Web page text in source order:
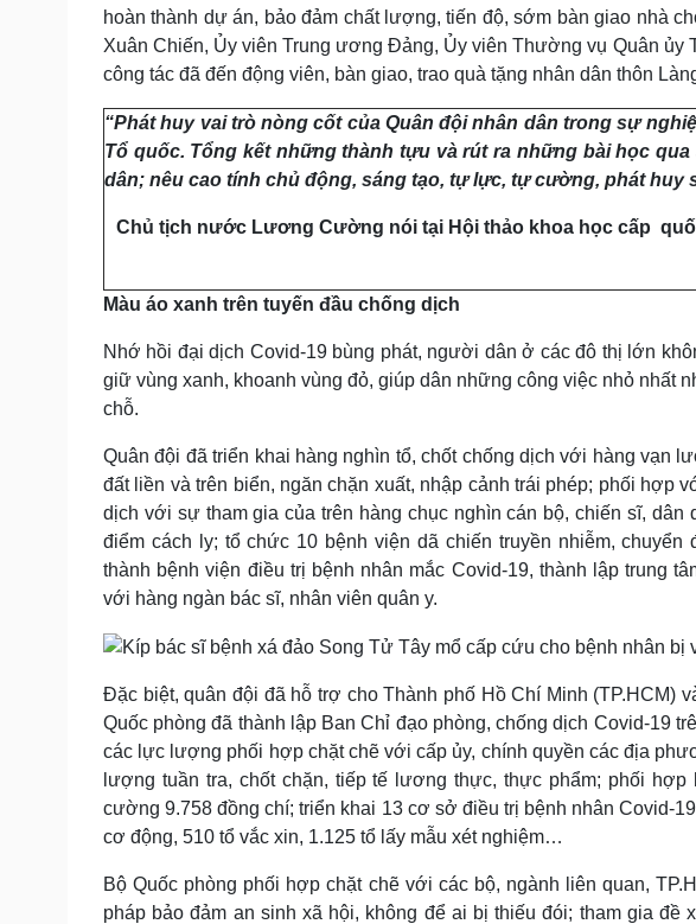
hoàn thành dự án, bảo đảm chất lượng, tiến độ, sớm bàn giao nhà
Xuân Chiến, Ủy viên Trung ương Đảng, Ủy viên Thường vụ Quân
công tác đã đến động viên, bàn giao, trao quà tặng nhân dân thôn
“Phát huy vai trò nòng cốt của Quân đội nhân dân trong sự
Tổ quốc. Tổng kết những thành tựu và rút ra những bài học
dân; nêu cao tính chủ động, sáng tạo, tự lực, tự cường, phát huy
Chủ tịch nước Lương Cường nói tại Hội thảo khoa học cấp
Màu áo xanh trên tuyến đầu chống dịch
Nhớ hồi đại dịch Covid-19 bùng phát, người dân ở các đô thị lớn
giữ vùng xanh, khoanh vùng đỏ, giúp dân những công việc nhỏ nhất
chỗ.
Quân đội đã triển khai hàng nghìn tổ, chốt chống dịch với hàng vạn
đất liền và trên biển, ngăn chặn xuất, nhập cảnh trái phép; phối hợp
dịch với sự tham gia của trên hàng chục nghìn cán bộ, chiến sĩ,
điểm cách ly; tổ chức 10 bệnh viện dã chiến truyền nhiễm,
thành bệnh viện điều trị bệnh nhân mắc Covid-19, thành lập trung
với hàng ngàn bác sĩ, nhân viên quân y.
Đặc biệt, quân đội đã hỗ trợ cho Thành phố Hồ Chí Minh (TP.HCM)
Quốc phòng đã thành lập Ban Chỉ đạo phòng, chống dịch Covid-19
các lực lượng phối hợp chặt chẽ với cấp ủy, chính quyền các địa
lượng tuần tra, chốt chặn, tiếp tế lương thực, thực phẩm; phối
cường 9.758 đồng chí; triển khai 13 cơ sở điều trị bệnh nhân Covid-
cơ động, 510 tổ vắc xin, 1.125 tổ lấy mẫu xét nghiệm…
Bộ Quốc phòng phối hợp chặt chẽ với các bộ, ngành liên quan,
pháp bảo đảm an sinh xã hội, không để ai bị thiếu đói; tham gia đề